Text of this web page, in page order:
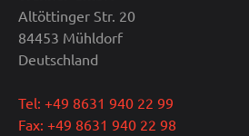
Altöttinger Str. 20
84453 Mühldorf
Deutschland
Tel: +49 8631 940 22 99
Fax: +49 8631 940 22 98